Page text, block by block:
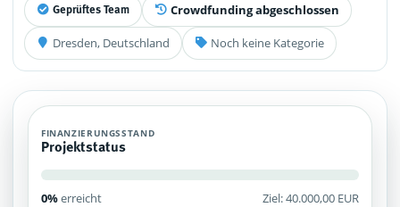
Geprüftes Team Crowdfunding abgeschlossen
Dresden, Deutschland Noch keine Kategorie
FINANZIERUNGSSTAND
Projektstatus
0%erreicht Ziel: 40.000,00 EUR